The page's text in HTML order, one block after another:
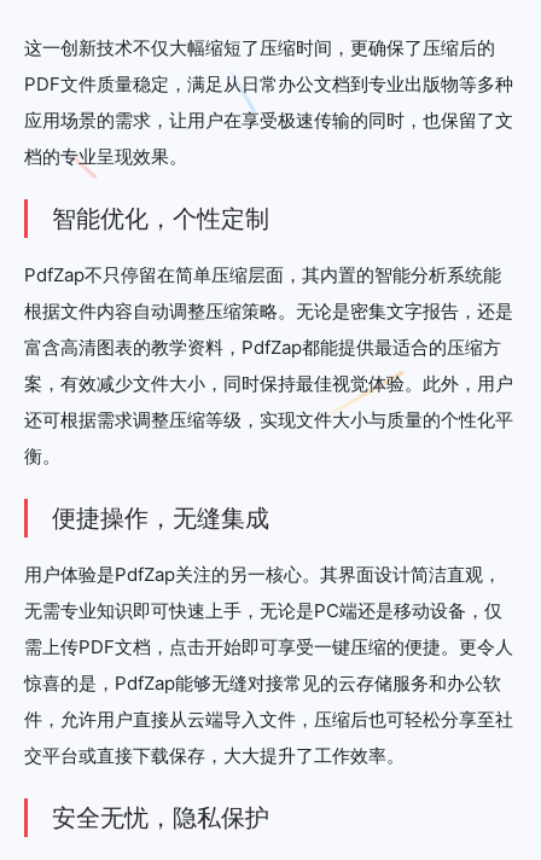
这一创新技术不仅大幅缩短了压缩时间，更确保了压缩后的
PDF文件质量稳定，满足从日常办公文档到专业出版物等多种
应用场景的需求，让用户在享受极速传输的同时，也保留了文
档的专业呈现效果。
智能优化，个性定制
PdfZap不只停留在简单压缩层面，其内置的智能分析系统能
根据文件内容自动调整压缩策略。无论是密集文字报告，还是
富含高清图表的教学资料，PdfZap都能提供最适合的压缩方
案，有效减少文件大小，同时保持最佳视觉体验。此外，用户
还可根据需求调整压缩等级，实现文件大小与质量的个性化平
衡。
便捷操作，无缝集成
用户体验是PdfZap关注的另一核心。其界面设计简洁直观，
无需专业知识即可快速上手，无论是PC端还是移动设备，仅
需上传PDF文档，点击开始即可享受一键压缩的便捷。更令人
惊喜的是，PdfZap能够无缝对接常见的云存储服务和办公软
件，允许用户直接从云端导入文件，压缩后也可轻松分享至社
交平台或直接下载保存，大大提升了工作效率。
安全无忧，隐私保护